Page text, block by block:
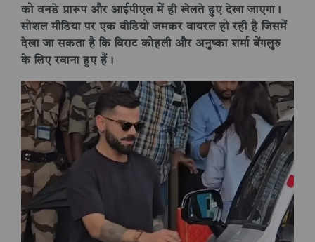
को वनडे प्रारूप और आईपीएल में ही खेलते हुए देखा जाएगा।
सोशल मीडिया पर एक वीडियो जमकर वायरल हो रही है जिसमें
देखा जा सकता है कि विराट कोहली और अनुष्का शर्मा बेंगलुरु
के लिए रवाना हुए हैं।